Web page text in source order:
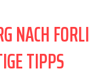
NACH FORLI
TIPPS